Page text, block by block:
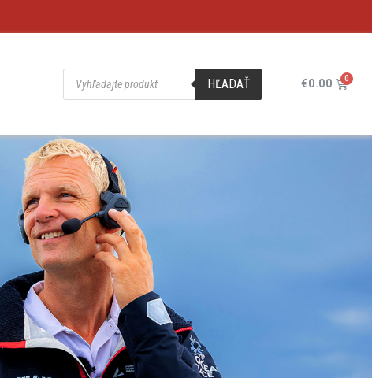
HĽADAŤ €0.00